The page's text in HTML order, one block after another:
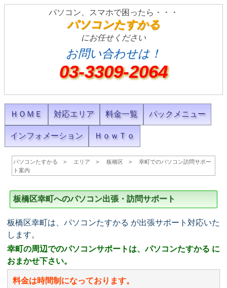
パソコン、スマホで困ったら・・・
パソコンたすかる
にお任せください
お問い合わせは！
03-3309-2064
ＨＯＭＥ 対応エリア 料金一覧 パックメニュー
インフォメーション ＨｏｗＴｏ
パソコンたすかる エリア 板橋区
幸町でのパソコン訪問サポー
ト案内
板橋区幸町へのパソコン出張・訪問サポート
板橋区幸町は、パソコンたすかる が出張サポート対応いた
します。
幸町の周辺でのパソコンサポートは、パソコンたすかる に
おまかせ下さい。
料金は時間制になっております。